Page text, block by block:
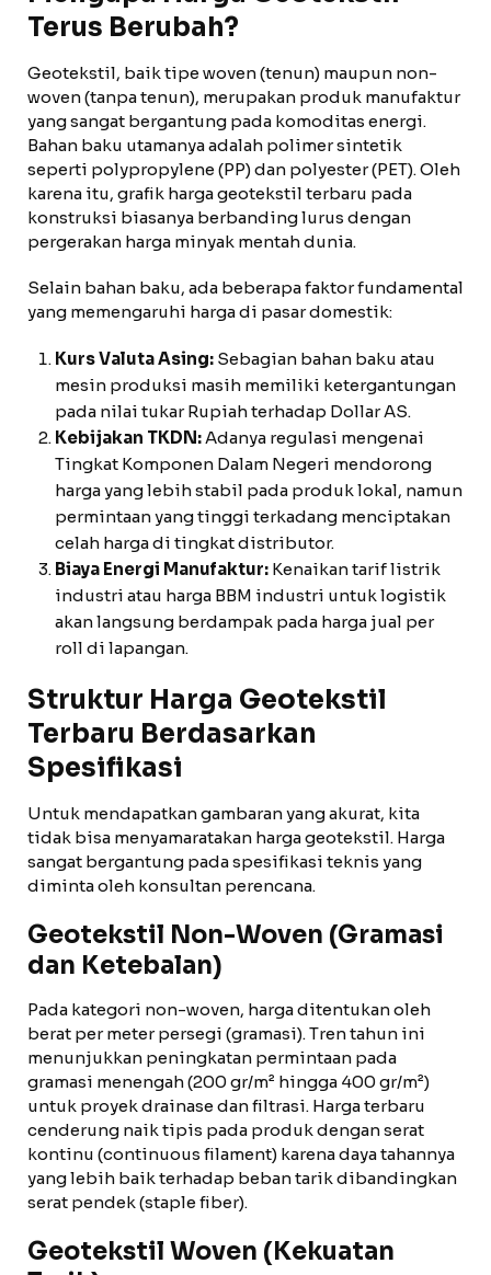
Terus Berubah?
Geotekstil, baik tipe woven (tenun) maupun non-
woven (tanpa tenun), merupakan produk manufaktur
yang sangat bergantung pada komoditas energi.
Bahan baku utamanya adalah polimer sintetik
seperti polypropylene (PP) dan polyester (PET). Oleh
karena itu, grafik harga geotekstil terbaru pada
konstruksi biasanya berbanding lurus dengan
pergerakan harga minyak mentah dunia.
Selain bahan baku, ada beberapa faktor fundamental
yang memengaruhi harga di pasar domestik:
Kurs Valuta Asing: Sebagian bahan baku atau
mesin produksi masih memiliki ketergantungan
pada nilai tukar Rupiah terhadap Dollar AS.
Kebijakan TKDN:Adanya regulasi mengenai
Tingkat Komponen Dalam Negeri mendorong
harga yang lebih stabil pada produk lokal, namun
permintaan yang tinggi terkadang menciptakan
celah harga di tingkat distributor.
Biaya Energi Manufaktur: Kenaikan tarif listrik
industri atau harga BBM industri untuk logistik
akan langsung berdampak pada harga jual per
roll di lapangan.
Struktur Harga Geotekstil
Terbaru Berdasarkan
Spesifikasi
Untuk mendapatkan gambaran yang akurat, kita
tidak bisa menyamaratakan harga geotekstil. Harga
sangat bergantung pada spesifikasi teknis yang
diminta oleh konsultan perencana.
Geotekstil Non-Woven (Gramasi
dan Ketebalan)
Pada kategori non-woven, harga ditentukan oleh
berat per meter persegi (gramasi). Tren tahun ini
menunjukkan peningkatan permintaan pada
gramasi menengah (200 gr/m² hingga 400 gr/m²)
untuk proyek drainase dan filtrasi. Harga terbaru
cenderung naik tipis pada produk dengan serat
kontinu (continuous filament) karena daya tahannya
yang lebih baik terhadap beban tarik dibandingkan
serat pendek (staple fiber).
Geotekstil Woven (Kekuatan